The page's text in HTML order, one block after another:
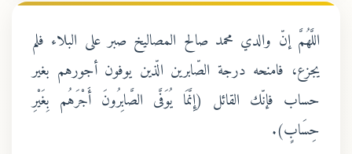
اللَّهُمَّ إنّ والدي محمد صالح المصاليخ صبر على البلاء فلم
يجزع، فامنحه درجة الصّابرين الّذين يوفون أجورهم بغير
حساب فإنّك القائل (إِنَّمَا يُوَفَّى الصَّابِرُونَ أَجْرَهُم بِغَيْرِ
حِسَابٍ).